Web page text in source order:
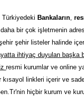
Türkiyedeki Bankaların,
bir çok işletmenin
şehir listeler halinde
ihtiyaç duyulan başka
resmi kurumlar ve online
kısayol linkleri içerir ve
hiçbir kurum ve